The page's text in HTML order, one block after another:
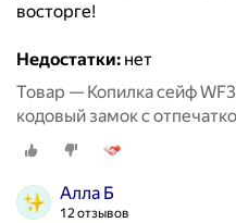
восторге!
Недостатки: нет
Товар — Копилка сейф
кодовый замок с
купюроприемник, звук,
детская
Алла Б
12 отзывов